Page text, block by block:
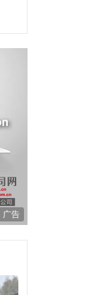
广告